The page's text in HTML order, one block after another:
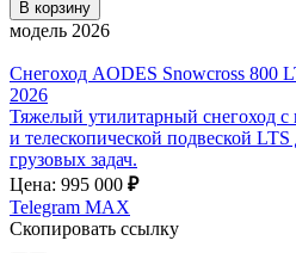
В корзину
модель 2026
Снегоход AODES Snowcross 800
2026
Тяжелый утилитарный снегоход
и телескопической подвеской LTS
грузовых задач.
Цена: 995 000 ₽
Telegram MAX
Скопировать ссылку